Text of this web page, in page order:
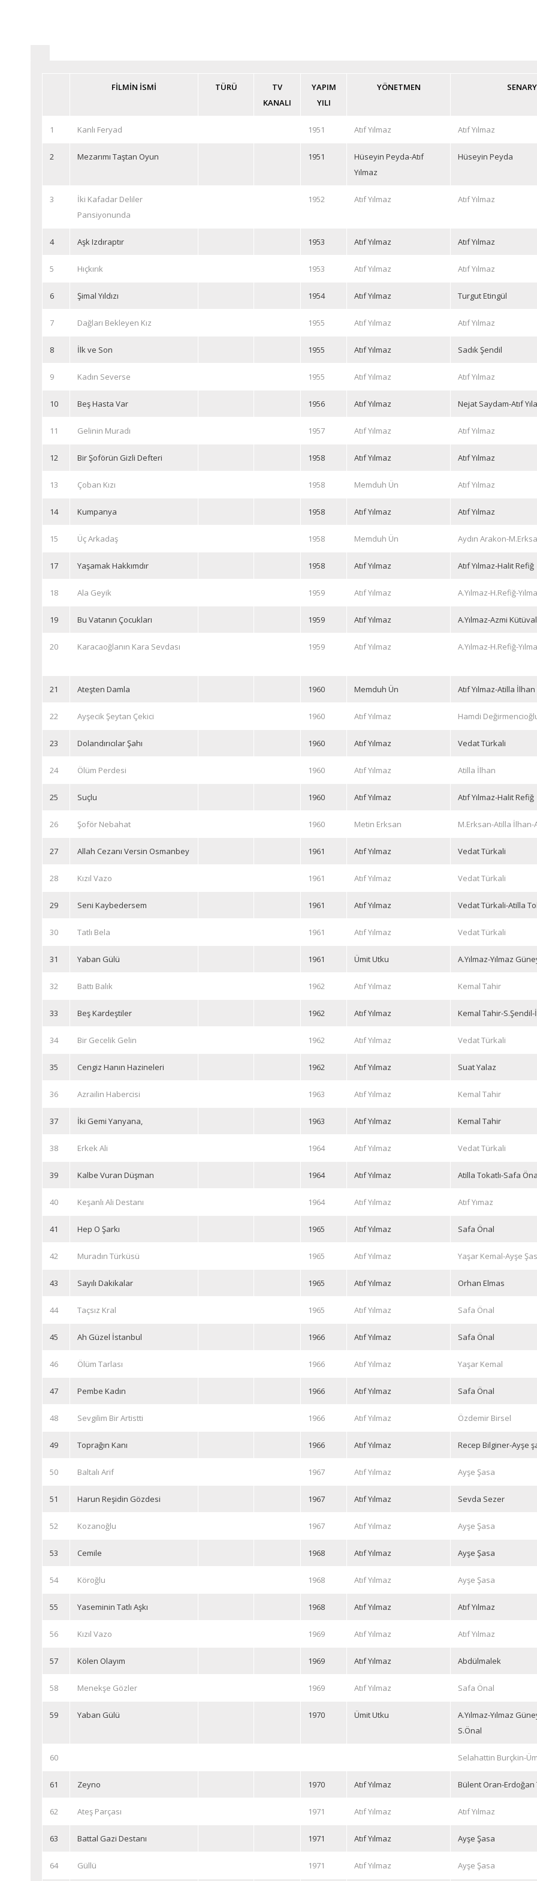
FİLMİN İSMİ TÜRÜ
TV
KANALI
YAPIM
YILI
YÖNETMEN
1 Kanlı Feryad 1951 Atıf Yılmaz Atıf Yılmaz
2 Mezarımı Taştan Oyun 1951
Hüseyin Peyda-Atıf
Yılmaz
Hüseyin Peyda
3
İki Kafadar Deliler
Pansiyonunda
1952 Atıf Yılmaz Atıf Yılmaz
4 Aşk Izdıraptır 1953 Atıf Yılmaz Atıf Yılmaz
5 Hıçkırık 1953 Atıf Yılmaz Atıf Yılmaz
6 Şimal Yıldızı 1954 Atıf Yılmaz Turgut Etingül
7 Dağları Bekleyen Kız 1955 Atıf Yılmaz Atıf Yılmaz
8 İlk ve Son 1955 Atıf Yılmaz Sadık Şendil
9 Kadın Severse 1955 Atıf Yılmaz Atıf Yılmaz
10 Beş Hasta Var 1956 Atıf Yılmaz Nejat Saydam-Atıf
11 Gelinin Muradı 1957 Atıf Yılmaz Atıf Yılmaz
12 Bir Şoförün Gizli Defteri 1958 Atıf Yılmaz Atıf Yılmaz
13 Çoban Kızı 1958 Memduh Ün Atıf Yılmaz
14 Kumpanya 1958 Atıf Yılmaz Atıf Yılmaz
15 Üç Arkadaş 1958 Memduh Ün Aydın Arakon-
17 Yaşamak Hakkımdır 1958 Atıf Yılmaz Atıf Yılmaz-Halit Refiğ
18 Ala Geyik 1959 Atıf Yılmaz A.Yılmaz-H.Refiğ-
19 Bu Vatanın Çocukları 1959 Atıf Yılmaz A.Yılmaz-Azmi
20 Karacaoğlanın Kara Sevdası 1959 Atıf Yılmaz A.Yılmaz-H.Refiğ-
21 Ateşten Damla 1960 Memduh Ün Atıf Yılmaz-Atilla İlhan
22 Ayşecik Şeytan Çekici 1960 Atıf Yılmaz Hamdi
23 Dolandırıcılar Şahı 1960 Atıf Yılmaz Vedat Türkali
24 Ölüm Perdesi 1960 Atıf Yılmaz Atilla İlhan
25 Suçlu 1960 Atıf Yılmaz Atıf Yılmaz-Halit Refiğ
26 Şoför Nebahat 1960 Metin Erksan M.Erksan-Atilla İlhan-
27 Allah Cezanı Versin Osmanbey 1961 Atıf Yılmaz Vedat Türkali
28 Kızıl Vazo 1961 Atıf Yılmaz Vedat Türkali
29 Seni Kaybedersem 1961 Atıf Yılmaz Vedat Türkali-Atilla
30 Tatlı Bela 1961 Atıf Yılmaz Vedat Türkali
31 Yaban Gülü 1961 Ümit Utku A.Yılmaz-Yılmaz
32 Battı Balık 1962 Atıf Yılmaz Kemal Tahir
33 Beş Kardeştiler 1962 Atıf Yılmaz Kemal Tahir-
34 Bir Gecelik Gelin 1962 Atıf Yılmaz Vedat Türkali
35 Cengiz Hanın Hazineleri 1962 Atıf Yılmaz Suat Yalaz
36 Azrailin Habercisi 1963 Atıf Yılmaz Kemal Tahir
37 İki Gemi Yanyana, 1963 Atıf Yılmaz Kemal Tahir
38 Erkek Ali 1964 Atıf Yılmaz Vedat Türkali
39 Kalbe Vuran Düşman 1964 Atıf Yılmaz Atilla Tokatlı-Safa
40 Keşanlı Ali Destanı 1964 Atıf Yılmaz Atıf Yımaz
41 Hep O Şarkı 1965 Atıf Yılmaz Safa Önal
42 Muradın Türküsü 1965 Atıf Yılmaz Yaşar Kemal-Ayşe
43 Sayılı Dakikalar 1965 Atıf Yılmaz Orhan Elmas
44 Taçsız Kral 1965 Atıf Yılmaz Safa Önal
45 Ah Güzel İstanbul 1966 Atıf Yılmaz Safa Önal
46 Ölüm Tarlası 1966 Atıf Yılmaz Yaşar Kemal
47 Pembe Kadın 1966 Atıf Yılmaz Safa Önal
48 Sevgilim Bir Artistti 1966 Atıf Yılmaz Özdemir Birsel
49 Toprağın Kanı 1966 Atıf Yılmaz Recep Bilginer-Ayşe
50 Baltalı Arif 1967 Atıf Yılmaz Ayşe Şasa
51 Harun Reşidin Gözdesi 1967 Atıf Yılmaz Sevda Sezer
52 Kozanoğlu 1967 Atıf Yılmaz Ayşe Şasa
53 Cemile 1968 Atıf Yılmaz Ayşe Şasa
54 Köroğlu 1968 Atıf Yılmaz Ayşe Şasa
55 Yaseminin Tatlı Aşkı 1968 Atıf Yılmaz Atıf Yılmaz
56 Kızıl Vazo 1969 Atıf Yılmaz Atıf Yılmaz
57 Kölen Olayım 1969 Atıf Yılmaz Abdülmalek
58 Menekşe Gözler 1969 Atıf Yılmaz Safa Önal
59 Yaban Gülü 1970 Ümit Utku
A.Yılmaz-Yılmaz
S.Önal
60 Selahattin Burçkin-
61 Zeyno 1970 Atıf Yılmaz Bülent Oran-Erdoğan
62 Ateş Parçası 1971 Atıf Yılmaz Atıf Yılmaz
63 Battal Gazi Destanı 1971 Atıf Yılmaz Ayşe Şasa
64 Güllü 1971 Atıf Yılmaz Ayşe Şasa